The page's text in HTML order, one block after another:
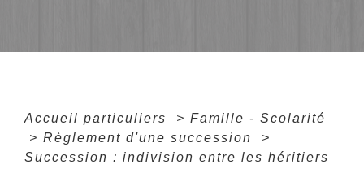
Accueil particuliers > Famille - Scolarité
> Règlement d'une succession
>
Succession : indivision entre les héritiers